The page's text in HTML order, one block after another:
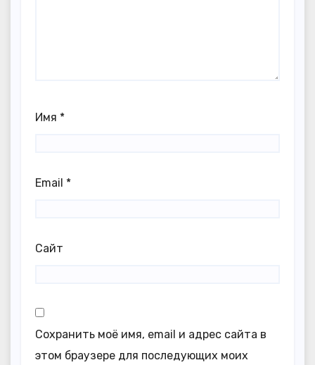
Имя *
Email *
Сайт
Сохранить моё имя, email и адрес сайта в
этом браузере для последующих моих